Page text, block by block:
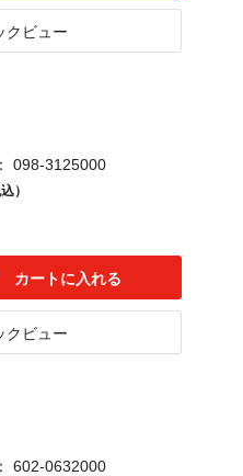
クビュー
098-3125000
）
カートに入れる
クビュー
602-0632000